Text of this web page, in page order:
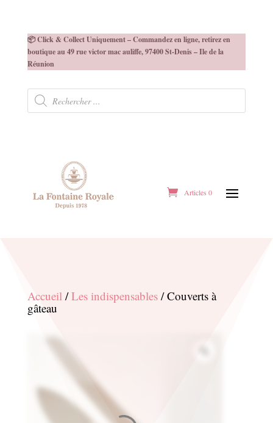
📦 Click & Collect Uniquement – Commandez en ligne, retirez en
boutique au 49 rue victor mac auliffe, 97400 St-Denis – Ile de la
Réunion
Recherche
produits
Articles 0
Accueil/Les indispensables/ Couverts à
gâteau